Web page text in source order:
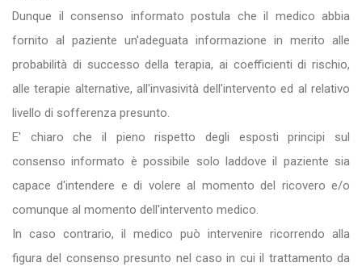
Dunque il consenso informato postula che il medico abbia
fornito al paziente un'adeguata informazione in merito alle
probabilità di successo della terapia, ai coefficienti di rischio,
alle terapie alternative, all'invasività dell'intervento ed al relativo
livello di sofferenza presunto.
E' chiaro che il pieno rispetto degli esposti principi sul
consenso informato è possibile solo laddove il paziente sia
capace d'intendere e di volere al momento del ricovero e/o
comunque al momento dell'intervento medico.
In caso contrario, il medico può intervenire ricorrendo alla
figura del consenso presunto nel caso in cui il trattamento da